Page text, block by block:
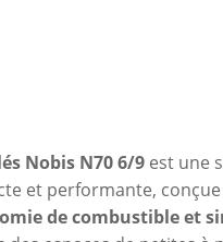
Nobis N70 6/9 est une
et performante,
de combustible et